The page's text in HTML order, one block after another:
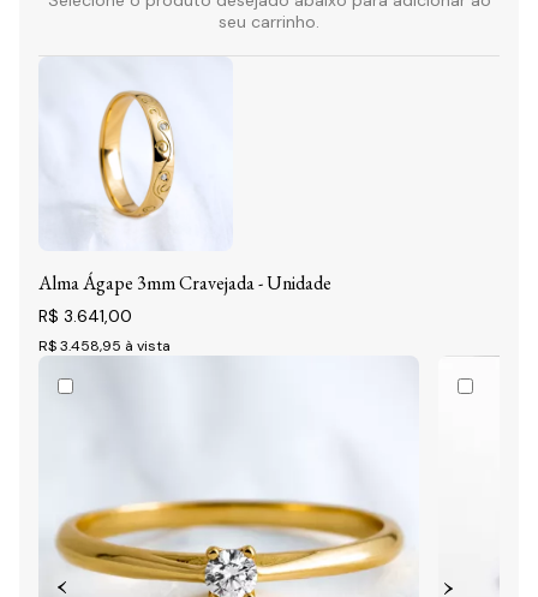
seu carrinho.
Alma Ágape 3mm Cravejada - Unidade
R$ 3.641,00
R$ 3.458,95 à vista